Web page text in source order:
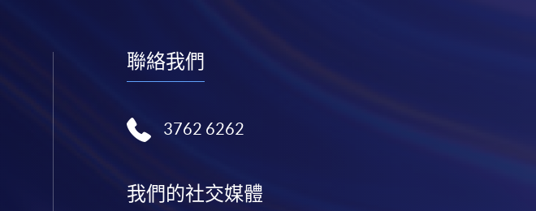
聯絡我們
3762 6262
我們的社交媒體